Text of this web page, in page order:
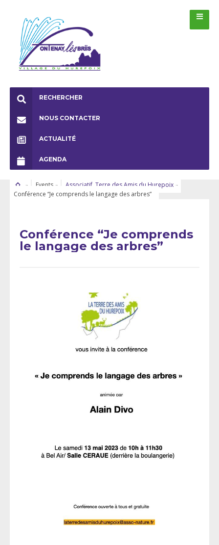
RECHERCHER
NOUS CONTACTER
ACTUALITÉ
AGENDA
Events Associatif, Terre des Amis du Hurepoix
Conférence “Je comprends le langage des arbres”
Conférence “Je comprends
le langage des arbres”